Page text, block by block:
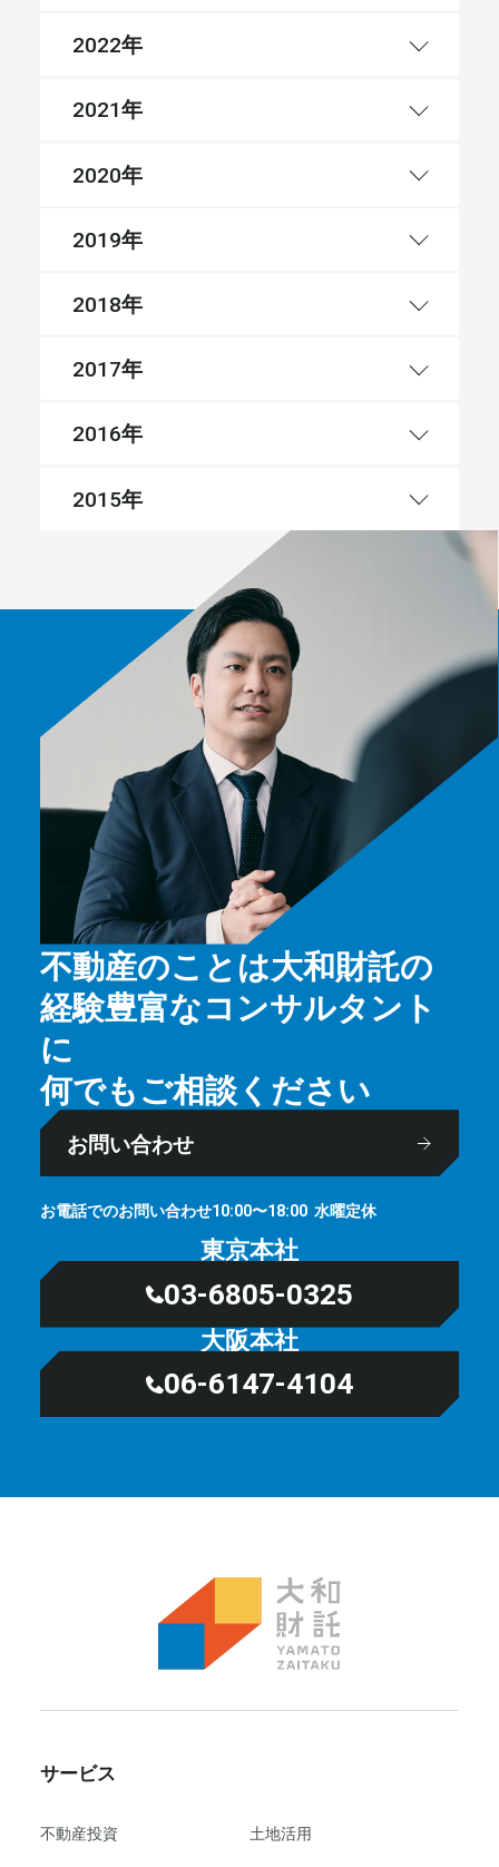
2022年
2021年
2020年
2019年
2018年
2017年
2016年
2015年
不動産のことは大和財託の
経験豊富なコンサルタント
に
何でもご相談ください
お問い合わせ
お電話でのお問い合わせ10:00〜18:00 ⽔曜定休
東京本社
03-6805-0325
大阪本社
06-6147-4104
サービス
不動産投資
⼟地活⽤